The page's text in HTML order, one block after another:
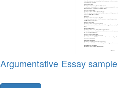
Argumentative Essay sample